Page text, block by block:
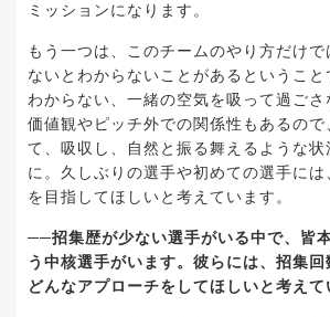
ミッションになります。
もう一つは、このチームのやり方だけ
ないとわからないことがあるというこ
わからない、一緒の空気を吸って過ご
価値観やピッチ外での関係性もあるの
て、吸収し、自然と振る舞えるような状
に。久しぶりの選手や初めての選手には
を目指してほしいと考えています。
──招集歴が少ない選手がいる中で、皆
う中核選手がいます。彼らには、招集
どんなアプローチをしてほしいと考えて